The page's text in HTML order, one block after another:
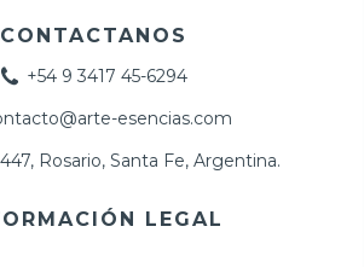
CONTACTANOS
+54 9 3417 45-6294
esencias.com
Rosario, Santa Fe, Argentina.
LEGAL